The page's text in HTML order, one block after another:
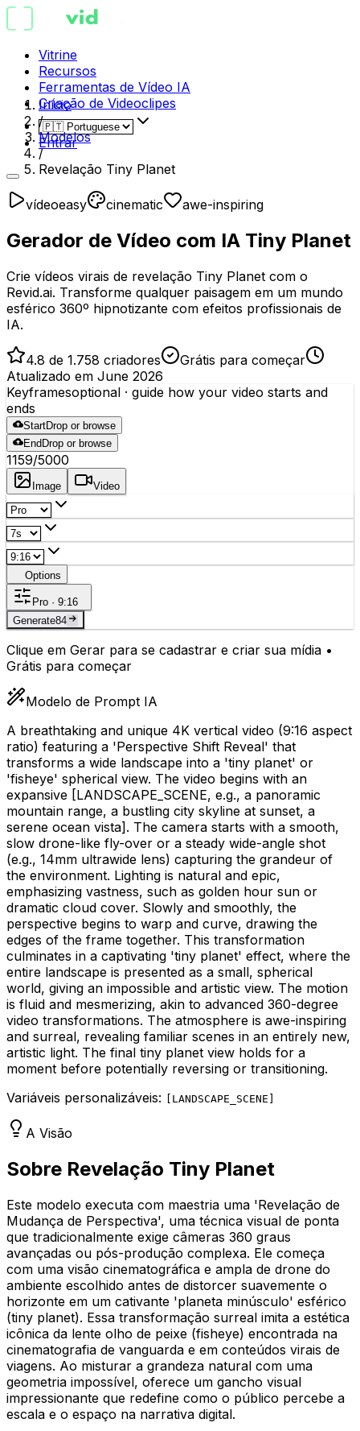
Vitrine
Recursos
Ferramentas de Vídeo IA
Criação de Videoclipes
Entrar
Início
/
Modelos
/
Revelação Tiny Planet
vídeoeasy cinematic awe-inspiring
Gerador de Vídeo com IA Tiny Planet
Crie vídeos virais de revelação Tiny Planet com o
Revid.ai. Transforme qualquer paisagem em um mundo
esférico 360º hipnotizante com efeitos profissionais de
IA.
4.8 de 1.758 criadores
Grátis para começar
Atualizado em June 2026
Keyframesoptional · guide how your video starts and
ends
StartDrop or browse
End Drop or browse
1159/5000
Image Video
Options
Pro · 9:16
Generate84
Clique em Gerar para se cadastrar e criar sua mídia •
Grátis para começar
Modelo de Prompt IA
A breathtaking and unique 4K vertical video (9:16 aspect
ratio) featuring a 'Perspective Shift Reveal' that
transforms a wide landscape into a 'tiny planet' or
'fisheye' spherical view. The video begins with an
expansive [LANDSCAPE_SCENE, e.g., a panoramic
mountain range, a bustling city skyline at sunset, a
serene ocean vista] . The camera starts with a smooth,
slow drone-like fly-over or a steady wide-angle shot
(e.g., 14mm ultrawide lens) capturing the grandeur of
the environment. Lighting is natural and epic,
emphasizing vastness, such as golden hour sun or
dramatic cloud cover. Slowly and smoothly, the
perspective begins to warp and curve, drawing the
edges of the frame together. This transformation
culminates in a captivating 'tiny planet' effect, where the
entire landscape is presented as a small, spherical
world, giving an impossible and artistic view. The motion
is fluid and mesmerizing, akin to advanced 360-degree
video transformations. The atmosphere is awe-inspiring
and surreal, revealing familiar scenes in an entirely new,
artistic light. The final tiny planet view holds for a
moment before potentially reversing or transitioning.
Variáveis personalizáveis:
LANDSCAPE_SCENE
A Visão
Sobre Revelação Tiny Planet
Este modelo executa com maestria uma 'Revelação de
Mudança de Perspectiva', uma técnica visual de ponta
que tradicionalmente exige câmeras 360 graus
avançadas ou pós-produção complexa. Ele começa
com uma visão cinematográfica e ampla de drone do
ambiente escolhido antes de distorcer suavemente o
horizonte em um cativante 'planeta minúsculo' esférico
(tiny planet). Essa transformação surreal imita a estética
icônica da lente olho de peixe (fisheye) encontrada na
cinematografia de vanguarda e em conteúdos virais de
viagens. Ao misturar a grandeza natural com uma
geometria impossível, oferece um gancho visual
impressionante que redefine como o público percebe a
escala e o espaço na narrativa digital.